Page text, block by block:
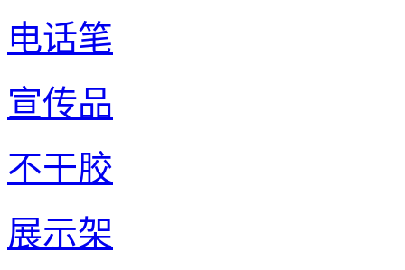
电话笔
宣传品
不干胶
展示架